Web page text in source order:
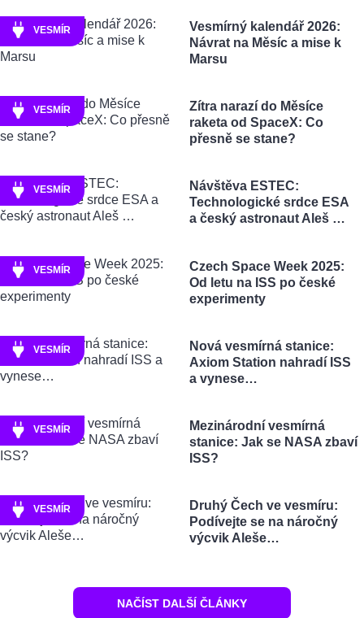
VESMÍR
Vesmírný kalendář 2026:
Návrat na Měsíc a mise k
Marsu
VESMÍR
Zítra narazí do Měsíce
raketa od SpaceX: Co
přesně se stane?
VESMÍR
Návštěva ESTEC:
Technologické srdce ESA
a český astronaut Aleš …
VESMÍR
Czech Space Week 2025:
Od letu na ISS po české
experimenty
VESMÍR
Nová vesmírná stanice:
Axiom Station nahradí ISS
a vynese…
VESMÍR
Mezinárodní vesmírná
stanice: Jak se NASA zbaví
ISS?
VESMÍR
Druhý Čech ve vesmíru:
Podívejte se na náročný
výcvik Aleše…
NAČÍST DALŠÍ ČLÁNKY